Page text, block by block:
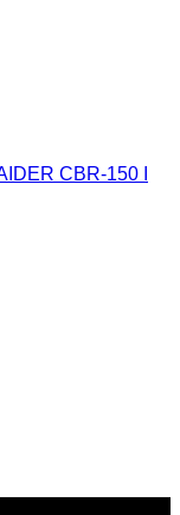
CBR-150 I